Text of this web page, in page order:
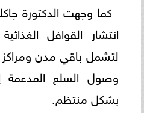
كما وجهت الدكتورة
انتشار القوافل
لتشمل باقي مدن
وصول السلع المدعمة
بشكل منتظم.